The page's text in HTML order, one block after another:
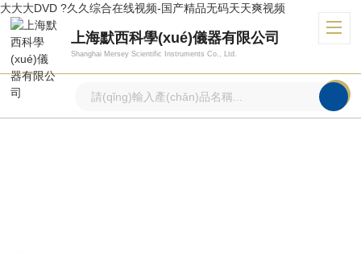
大大大DVD ?久久综合在线视频-国产精品无码天天爽视频
上海默西科學(xué)儀器有限公司
Shanghai Mersey Scientific Instruments Co., Ltd.